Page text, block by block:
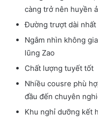
càng trở nên huyền
Đường trượt dài nhất
Ngắm nhìn không
lũng Zao
Chất lượng tuyết tốt
Nhiều cousre phù
đầu đến chuyên
Khu nghỉ dưỡng kết